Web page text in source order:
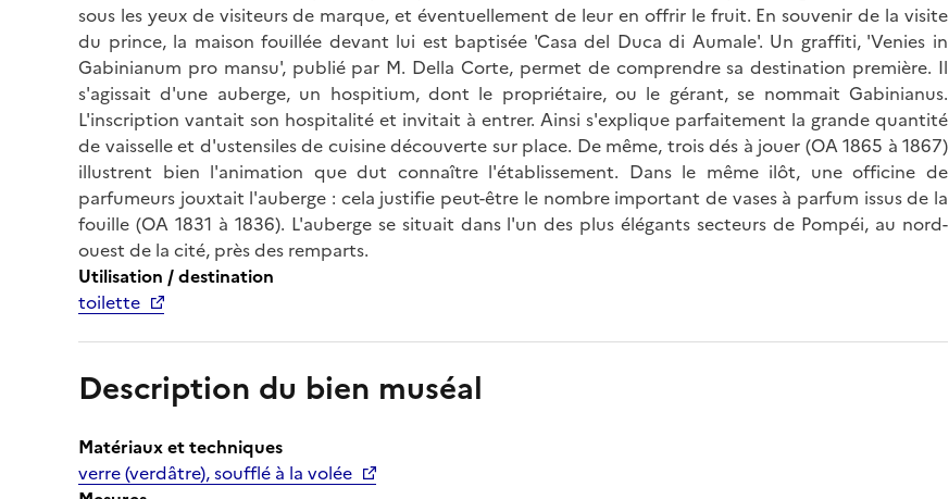
sous les yeux de visiteurs de marque, et éventuellement de leur en offrir le fruit. En souvenir de la visite
du prince, la maison fouillée devant lui est baptisée 'Casa del Duca di Aumale'. Un graffiti, 'Venies in
Gabinianum pro mansu', publié par M. Della Corte, permet de comprendre sa destination première. Il
s'agissait d'une auberge, un hospitium, dont le propriétaire, ou le gérant, se nommait Gabinianus.
L'inscription vantait son hospitalité et invitait à entrer. Ainsi s'explique parfaitement la grande quantité
de vaisselle et d'ustensiles de cuisine découverte sur place. De même, trois dés à jouer (OA 1865 à 1867)
illustrent bien l'animation que dut connaître l'établissement. Dans le même ilôt, une officine de
parfumeurs jouxtait l'auberge : cela justifie peut-être le nombre important de vases à parfum issus de la
fouille (OA 1831 à 1836). L'auberge se situait dans l'un des plus élégants secteurs de Pompéi, au nord-
ouest de la cité, près des remparts.
Utilisation / destination
toilette
Description du bien muséal
Matériaux et techniques
verre (verdâtre), soufflé à la volée